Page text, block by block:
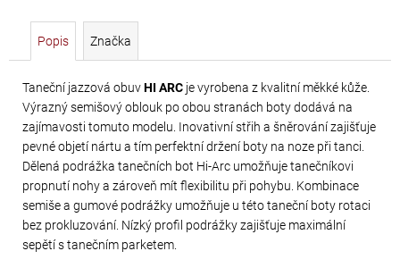
Popis Značka
Taneční jazzová obuvHI ARC je vyrobena z kvalitní měkké kůže.
Výrazný semišový oblouk po obou stranách boty dodává na
zajímavosti tomuto modelu. Inovativní střih a šněrování zajišťuje
pevné objetí nártu a tím perfektní držení boty na noze při tanci.
Dělená podrážka tanečních bot Hi-Arc umožňuje tanečníkovi
propnutí nohy a zároveň mít flexibilitu při pohybu. Kombinace
semiše a gumové podrážky umožňuje u této taneční boty rotaci
bez prokluzování. Nízký profil podrážky zajišťuje maximální
sepětí s tanečním parketem.
CM
620
Kč